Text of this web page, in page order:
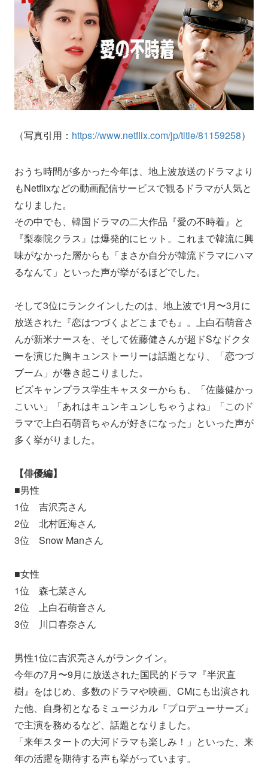
（写真引用： https://www.netflix.com/jp/title/81159258）
おうち時間が多かった今年は、地上波放送のドラマより
もNetflixなどの動画配信サービスで観るドラマが人気と
なりました。
その中でも、韓国ドラマの二大作品『愛の不時着』と
『梨泰院クラス』は爆発的にヒット。これまで韓流に興
味がなかった層からも「まさか自分が韓流ドラマにハマ
るなんて」といった声が挙がるほどでした。
そして3位にランクインしたのは、地上波で1月〜3月に
放送された『恋はつづくよどこまでも』。上白石萌音さ
んが新米ナースを、そして佐藤健さんが超ドSなドクタ
ーを演じた胸キュンストーリーは話題となり、「恋つづ
ブーム」が巻き起こりました。
ビズキャンプラス学生キャスターからも、
「佐藤健かっ
こいい」「あれはキュンキュンしちゃうよね」「このド
ラマで上白石萌音ちゃんが好きになった」といった声が
多く挙がりました。
【俳優編】
■男性
1位 吉沢亮さん
2位 北村匠海さん
3位 Snow Manさん
■女性
1位 森七菜さん
2位 上白石萌音さん
3位 川口春奈さん
男性1位に吉沢亮さんがランクイン。
今年の7月〜9月に放送された国民的ドラマ『半沢直
樹』をはじめ、多数のドラマや映画、CMにも出演され
た他、 自身初となるミュージカル『プロデューサーズ』
で主演を務めるなど、話題となりました。
「来年スタートの大河ドラマも楽しみ！」といった、来
年の活躍を期待する声も挙がっています。